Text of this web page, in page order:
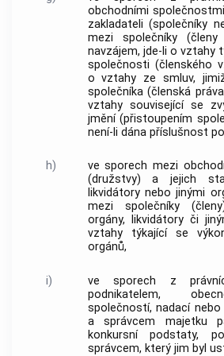
obchodními
zakladateli (společníky
mezi společníky (členy
navzájem, jde-li o vztahy
společnosti (členského
o vztahy ze smluv,
společníka (členská
vztahy související se
jmění (přistoupením
není-li dána příslušnost
h)
ve sporech mezi
(družstvy) a jejich
likvidátory nebo jinými
mezi společníky
orgány, likvidátory či
vztahy týkající se
orgánů,
i)
ve sporech z
podnikatelem,
společností, nadací
a správcem majetku
konkursní podstaty,
správcem, který jim byl